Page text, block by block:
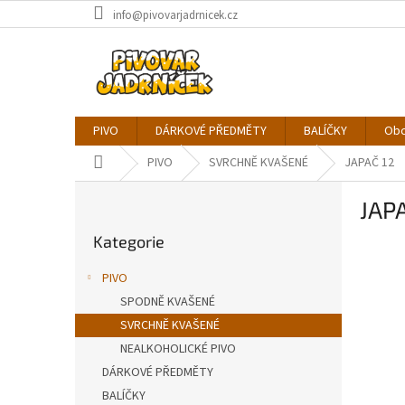
na
info@pivovarjadrnicek.cz
PIVO DÁRKOVÉ PŘEDMĚTY BALÍČKY
Domů PIVO SVRCHNĚ KVAŠENÉ JAPAČ 12
n
kategorie
Kategorie
PIVO
SPODNĚ KVAŠENÉ
SVRCHNĚ KVAŠENÉ
NEALKOHOLICKÉ PIVO
DÁRKOVÉ PŘEDMĚTY
BALÍČKY